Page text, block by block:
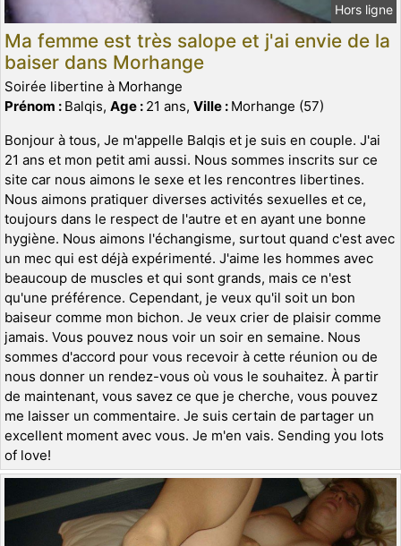
Hors ligne
Ma femme est très salope et j'ai envie de la
baiser dans Morhange
Soirée libertine à Morhange
Prénom : Balqis, Age : 21 ans, Ville : Morhange (57)
Bonjour à tous, Je m'appelle Balqis et je suis en couple. J'ai
21 ans et mon petit ami aussi. Nous sommes inscrits sur ce
site car nous aimons le sexe et les rencontres libertines.
Nous aimons pratiquer diverses activités sexuelles et ce,
toujours dans le respect de l'autre et en ayant une bonne
hygiène. Nous aimons l'échangisme, surtout quand c'est avec
un mec qui est déjà expérimenté. J'aime les hommes avec
beaucoup de muscles et qui sont grands, mais ce n'est
qu'une préférence. Cependant, je veux qu'il soit un bon
baiseur comme mon bichon. Je veux crier de plaisir comme
jamais. Vous pouvez nous voir un soir en semaine. Nous
sommes d'accord pour vous recevoir à cette réunion ou de
nous donner un rendez-vous où vous le souhaitez. À partir
de maintenant, vous savez ce que je cherche, vous pouvez
me laisser un commentaire. Je suis certain de partager un
excellent moment avec vous. Je m'en vais. Sending you lots
of love!